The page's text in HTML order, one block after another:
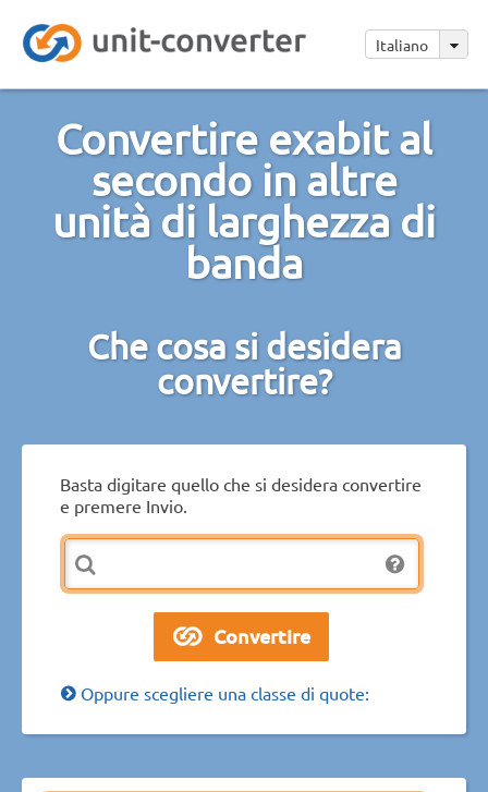
Italiano
Convertire exabit al
secondo in altre
unità di larghezza di
banda
Che cosa si desidera
convertire?
Basta digitare quello che si desidera convertire
e premere Invio.
Oppure scegliere una classe di quote: